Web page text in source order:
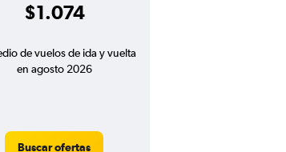
$1.074
de vuelos de ida y vuelta
en agosto 2026
Buscar ofertas